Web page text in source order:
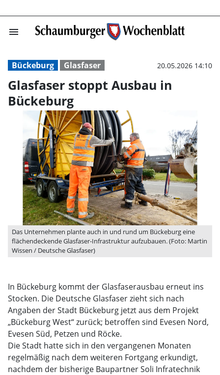
menu Glasfaser
Bückeburg Glasfaser 20.05.2026 14:10
Glasfaser stoppt Ausbau in
Bückeburg
Das Unternehmen plante auch in und rund um Bückeburg eine
flächendeckende Glasfaser-Infrastruktur aufzubauen. (Foto: Martin
Wissen / Deutsche Glasfaser)
In Bückeburg kommt der Glasfaserausbau erneut ins
Stocken. Die Deutsche Glasfaser zieht sich nach
Angaben der Stadt Bückeburg jetzt aus dem Projekt
„Bückeburg West“ zurück; betroffen sind Evesen Nord,
Evesen Süd, Petzen und Röcke.
Die Stadt hatte sich in den vergangenen Monaten
regelmäßig nach dem weiteren Fortgang erkundigt,
nachdem der bisherige Baupartner Soli Infratechnik